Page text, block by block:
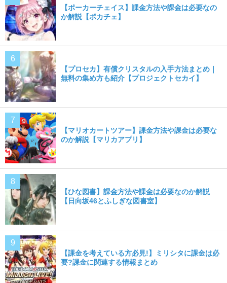
【ポーカーチェイス】課金方法や課金は必要なの
か解説【ポカチェ】
【プロセカ】有償クリスタルの入手方法まとめ｜
無料の集め方も紹介【プロジェクトセカイ】
【マリオカートツアー】課金方法や課金は必要な
のか解説【マリカアプリ】
【ひな図書】課金方法や課金は必要なのか解説
【日向坂46とふしぎな図書室】
【課金を考えている方必見!】ミリシタに課金は必
要?課金に関連する情報まとめ